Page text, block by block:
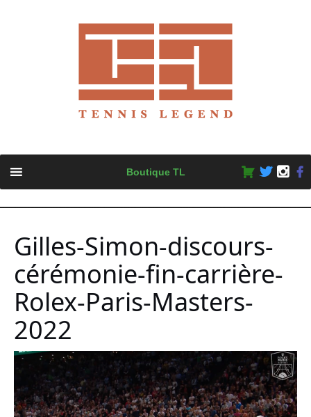
content
Boutique TL
Gilles-Simon-discours-
cérémonie-fin-carrière-
Rolex-Paris-Masters-
2022